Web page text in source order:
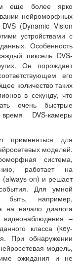
еще более ярко
нейроморфных
(Dynamic Vision
устройствами с
Особенность
пиксель DVS-
Он порождает
его
количество таких
в секунду, что
очень быстрые
DVS-камеры
применяться для
моделей.
система,
работает на
(always-on) и решает
Для умной
быть, например,
на начало диалога
–
класса (key-
При обнаружении
модель,
ожидания и не